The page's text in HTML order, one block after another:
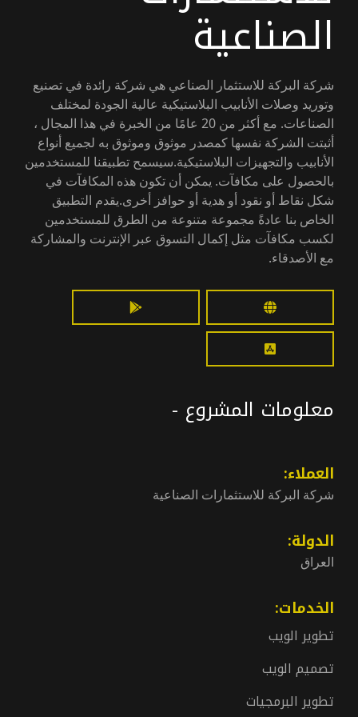
الصناعية
شركة البركة للاستثمار الصناعي هي شركة رائدة في تصنيع
وتوريد وصلات الأنابيب البلاستيكية عالية الجودة لمختلف
الصناعات. مع أكثر من 20 عامًا من الخبرة في هذا المجال ،
أثبتت الشركة نفسها كمصدر موثوق وموثوق به لجميع أنواع
الأنابيب والتجهيزات البلاستيكية.سيسمح تطبيقنا للمستخدمين
بالحصول على مكافآت. يمكن أن تكون هذه المكافآت في
شكل نقاط أو نقود أو هدية أو حوافز أخرى.يقدم التطبيق
الخاص بنا عادةً مجموعة متنوعة من الطرق للمستخدمين
لكسب مكافآت مثل إكمال التسوق عبر الإنترنت والمشاركة
مع الأصدقاء.
معلومات المشروع -
العملاء:
شركة البركة للاستثمارات الصناعية
الدولة:
العراق
الخدمات:
تطوير الويب
تصميم الويب
تطوير البرمجيات